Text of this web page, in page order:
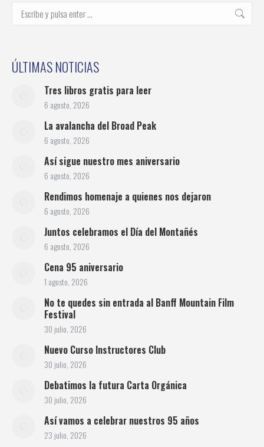
Buscar:
ÚLTIMAS NOTICIAS
Tres libros gratis para leer
6 agosto, 2026
La avalancha del Broad Peak
6 agosto, 2026
Así sigue nuestro mes aniversario
6 agosto, 2026
Rendimos homenaje a quienes nos dejaron
6 agosto, 2026
Juntos celebramos el Día del Montañés
6 agosto, 2026
Cena 95 aniversario
1 agosto, 2026
No te quedes sin entrada al Banff Mountain Film
Festival
30 julio, 2026
Nuevo Curso Instructores Club
30 julio, 2026
Debatimos la futura Carta Orgánica
30 julio, 2026
Así vamos a celebrar nuestros 95 años
23 julio, 2026